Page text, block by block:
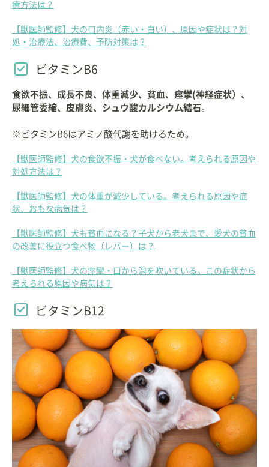
療方法は？
【獣医師監修】犬の口内炎（赤い・白い）、原因や症状は？対
処・治療法、治療費、予防対策は？
ビタミンB6
食欲不振、成長不良、体重減少、貧血、痙攣(神経症状）、
尿細管委縮、皮膚炎、シュウ酸カルシウム結石。
※ビタミンB6はアミノ酸代謝を助けるため。
【獣医師監修】犬の食欲不振・犬が食べない。考えられる原因や
対処方法は？
【獣医師監修】犬の体重が減少している。考えられる原因や症
状、おもな病気は？
【獣医師監修】犬も貧血になる？子犬から老犬まで、愛犬の貧血
の改善に役立つ食べ物（レバー）は？
【獣医師監修】犬の痙攣・口から泡を吹いている。この症状から
考えられる原因や病気は？
ビタミンB12